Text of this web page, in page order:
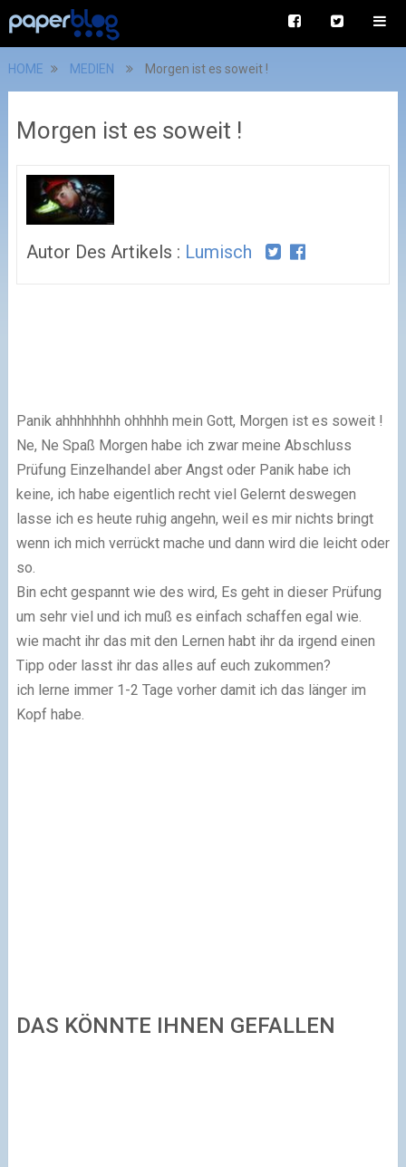
HOME MEDIEN Morgen ist es soweit !
Morgen ist es soweit !
Autor Des Artikels : Lumisch
Panik ahhhhhhhh ohhhhh mein Gott, Morgen ist es soweit !
Ne, Ne Spaß Morgen habe ich zwar meine Abschluss
Prüfung Einzelhandel aber Angst oder Panik habe ich
keine, ich habe eigentlich recht viel Gelernt deswegen
lasse ich es heute ruhig angehn, weil es mir nichts bringt
wenn ich mich verrückt mache und dann wird die leicht oder
so.
Bin echt gespannt wie des wird, Es geht in dieser Prüfung
um sehr viel und ich muß es einfach schaffen egal wie.
wie macht ihr das mit den Lernen habt ihr da irgend einen
Tipp oder lasst ihr das alles auf euch zukommen?
ich lerne immer 1-2 Tage vorher damit ich das länger im
Kopf habe.
DAS KÖNNTE IHNEN GEFALLEN